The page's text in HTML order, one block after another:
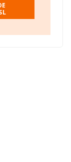
B57093205,
S/N,